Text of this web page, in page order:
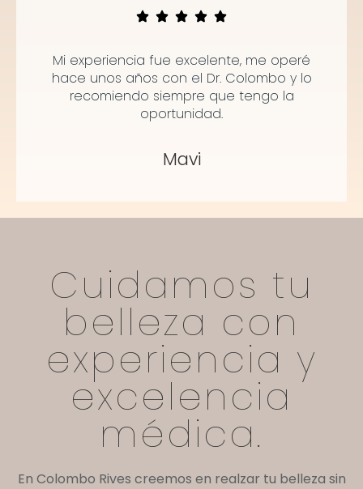
Mi experiencia fue excelente, me operé
hace unos años con el Dr. Colombo y lo
recomiendo siempre que tengo la
oportunidad.
Mavi
Cuidamos tu
belleza con
experiencia y
excelencia
médica.
En Colombo Rives creemos en realzar tu belleza sin